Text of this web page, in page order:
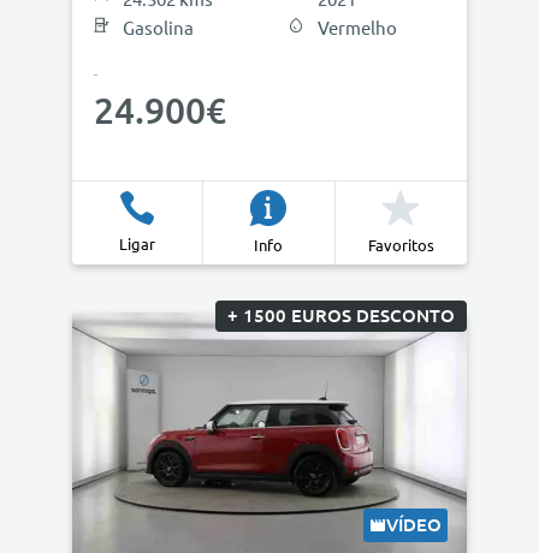
Gasolina
Vermelho
24.900€
Ligar Info Favoritos
+ 1500 EUROS DESCONTO
VÍDEO